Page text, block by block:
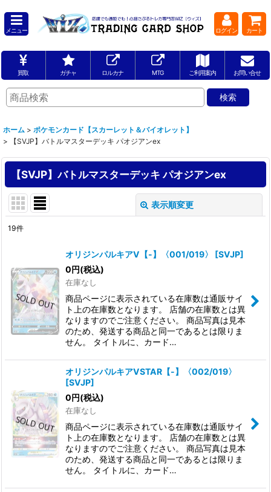
メニュー ログイン カート
買取 ガチャ ロルカナ MTG ご利用案内 お問い合せ
ホーム > ポケモンカード【スカーレット＆バイオレット】
>
【SVJP】バトルマスターデッキ パオジアンex
【SVJP】バトルマスターデッキ パオジアンex
表示順変更
並び順:
絞り込む
19件
オリジンパルキアV【-】〈001/019〉 [SVJP]
0円(税込)
在庫なし
商品ページに表示されている在庫数は通販サイ
ト上の在庫数となります。 店舗の在庫数とは異
なりますのでご注意ください。 商品写真は見本
のため、発送する商品と同一であるとは限りま
せん。 タイトルに、カード…
オリジンパルキアVSTAR【-】〈002/019〉
[SVJP]
0円(税込)
在庫なし
商品ページに表示されている在庫数は通販サイ
ト上の在庫数となります。 店舗の在庫数とは異
なりますのでご注意ください。 商品写真は見本
のため、発送する商品と同一であるとは限りま
せん。 タイトルに、カード…